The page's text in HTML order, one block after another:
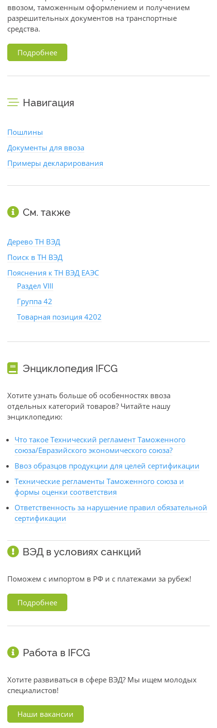
ввозом, таможенным оформлением и получением
разрешительных документов на транспортные
средства.
Подробнее
Навигация
Пошлины
Документы для ввоза
Примеры декларирования
См. также
Дерево ТН ВЭД
Поиск в ТН ВЭД
Пояснения к ТН ВЭД ЕАЭС
Раздел VIII
Группа 42
Товарная позиция 4202
Энциклопедия IFCG
Хотите узнать больше об особенностях ввоза
отдельных категорий товаров? Читайте нашу
энциклопедию:
Что такое Технический регламент Таможенного
союза/Евразийского экономического союза?
Ввоз образцов продукции для целей сертификации
Технические регламенты Таможенного союза и
формы оценки соответствия
Ответственность за нарушение правил обязательной
сертификации
ВЭД в условиях санкций
Поможем с импортом в РФ и с платежами за рубеж!
Подробнее
Работа в IFCG
Хотите развиваться в сфере ВЭД? Мы ищем молодых
специалистов!
Наши вакансии